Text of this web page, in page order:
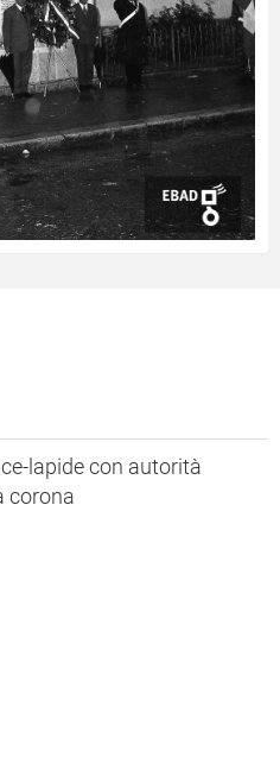
lapide con autorità
corona